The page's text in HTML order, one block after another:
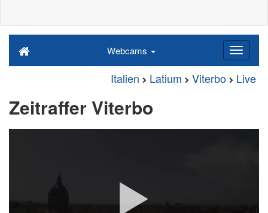
Webcams
Italien Latium Viterbo Live
Zeitraffer Viterbo